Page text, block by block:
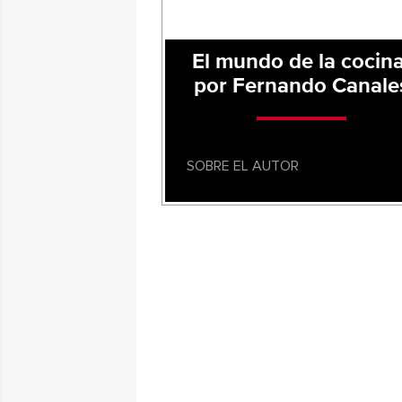
El mundo de la
por Fernando
SOBRE EL AUTOR